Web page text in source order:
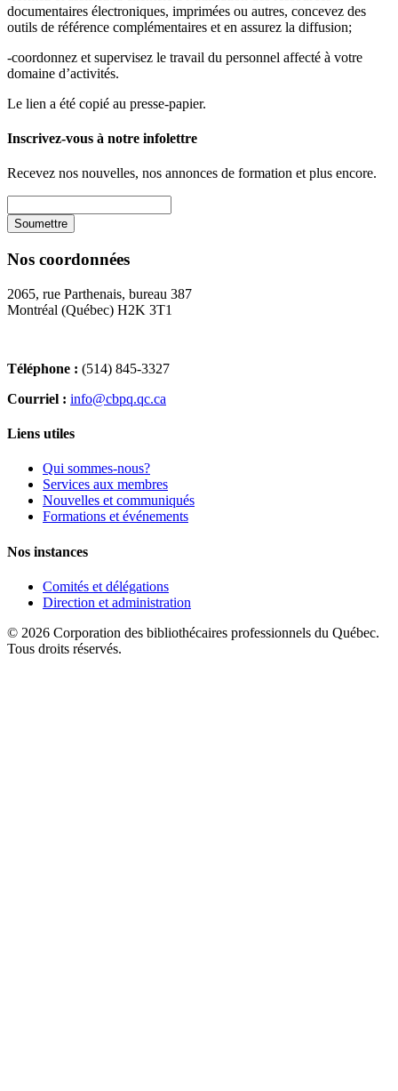
documentaires électroniques, imprimées ou autres, concevez des
outils de référence complémentaires et en assurez la diffusion;
-coordonnez et supervisez le travail du personnel affecté à votre
domaine d’activités.
Le lien a été copié au presse-papier.
Inscrivez-vous à notre infolettre
Recevez nos nouvelles, nos annonces de formation et plus encore.
Nos coordonnées
2065, rue Parthenais, bureau 387
Montréal (Québec) H2K 3T1
Téléphone : (514) 845-3327
Courriel : info@cbpq.qc.ca
Liens utiles
Qui sommes-nous?
Services aux membres
Nouvelles et communiqués
Formations et événements
Nos instances
Comités et délégations
Direction et administration
© 2026 Corporation des bibliothécaires professionnels du Québec.
Tous droits réservés.